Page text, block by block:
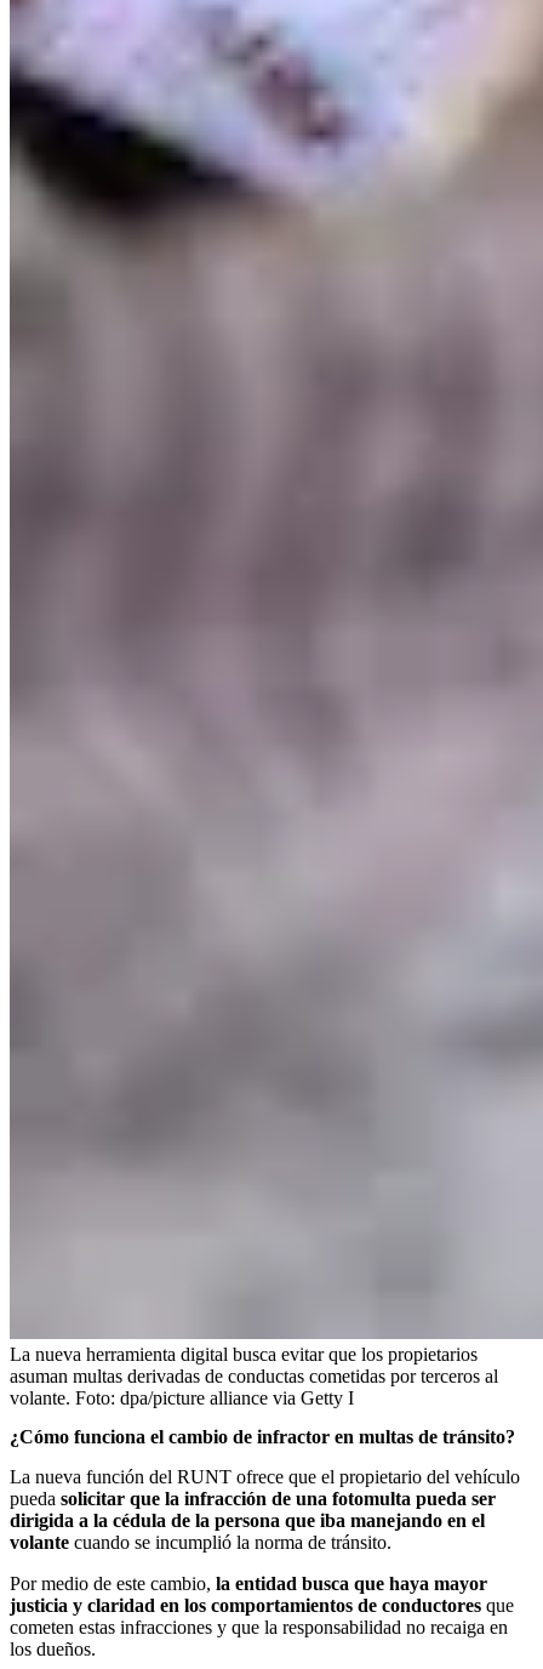
La nueva herramienta digital busca evitar que los propietarios
asuman multas derivadas de conductas cometidas por terceros al
volante. Foto: dpa/picture alliance via Getty I
¿Cómo funciona el cambio de infractor en multas de tránsito?
La nueva función del RUNT ofrece que el propietario del vehículo
pueda solicitar que la infracción de una fotomulta pueda ser
dirigida a la cédula de la persona que iba manejando en el
volante cuando se incumplió la norma de tránsito.
Por medio de este cambio, la entidad busca que haya mayor
justicia y claridad en los comportamientos de conductores que
cometen estas infracciones y que la responsabilidad no recaiga en
los dueños.